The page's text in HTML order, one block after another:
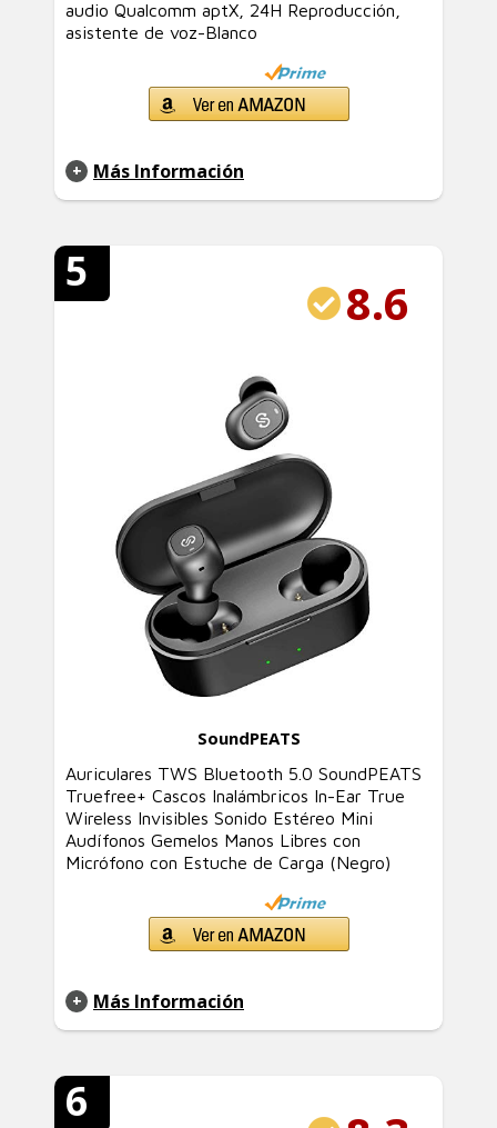
audio Qualcomm aptX, 24H Reproducción,
asistente de voz-Blanco
Más Información
5
8.6
SoundPEATS
Auriculares TWS Bluetooth 5.0 SoundPEATS
Truefree+ Cascos Inalámbricos In-Ear True
Wireless Invisibles Sonido Estéreo Mini
Audífonos Gemelos Manos Libres con
Micrófono con Estuche de Carga (Negro)
Más Información
6